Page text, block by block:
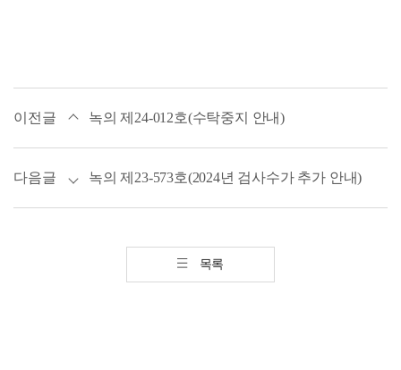
이전글 녹의 제24-012호(수탁중지 안내)
다음글 녹의 제23-573호(2024년 검사수가 추가 안내)
목록